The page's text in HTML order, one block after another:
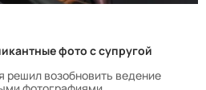
фото с супругой
решил возобновить ведение